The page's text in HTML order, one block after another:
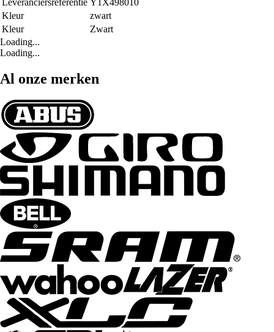
Leveranciersreferentie Y1X498010
Kleur
zwart
Kleur
Zwart
Loading...
Loading...
Al onze merken